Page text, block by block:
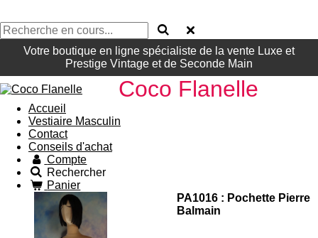
Votre boutique en ligne spécialiste de la vente Luxe et
Prestige Vintage et de Seconde Main
Coco Flanelle
Accueil
Vestiaire Masculin
Contact
Conseils d'achat
Compte
Rechercher
Panier
PA1016 : Pochette Pierre
Balmain